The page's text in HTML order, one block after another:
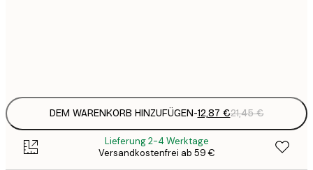
DEM WARENKORB HINZUFÜGEN-12,87 €21,45 €
Lieferung 2-4 Werktage
Versandkostenfrei ab 59 €